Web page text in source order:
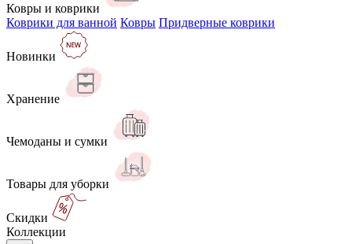
Ковры и коврики
Коврики для ванной Ковры Придверные коврики
Новинки
Хранение
Чемоданы и сумки
Товары для уборки
Скидки
Коллекции